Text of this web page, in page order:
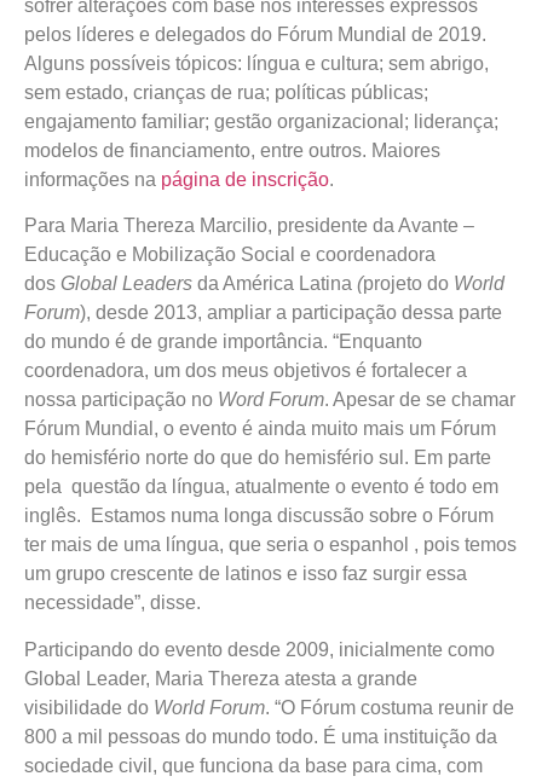
sofrer alterações com base nos interesses expressos
pelos líderes e delegados do Fórum Mundial de 2019.
Alguns possíveis tópicos: língua e cultura; sem abrigo,
sem estado, crianças de rua; políticas públicas;
engajamento familiar; gestão organizacional; liderança;
modelos de financiamento, entre outros. Maiores
informações na página de inscrição.
Para Maria Thereza Marcilio, presidente da Avante –
Educação e Mobilização Social e coordenadora
dos Global Leaders da América Latina (projeto do World
Forum), desde 2013, ampliar a participação dessa parte
do mundo é de grande importância. “Enquanto
coordenadora, um dos meus objetivos é fortalecer a
nossa participação no Word Forum. Apesar de se chamar
Fórum Mundial, o evento é ainda muito mais um Fórum
do hemisfério norte do que do hemisfério sul. Em parte
pela questão da língua, atualmente o evento é todo em
inglês. Estamos numa longa discussão sobre o Fórum
ter mais de uma língua, que seria o espanhol , pois temos
um grupo crescente de latinos e isso faz surgir essa
necessidade”, disse.
Participando do evento desde 2009, inicialmente como
Global Leader, Maria Thereza atesta a grande
visibilidade do World Forum. “O Fórum costuma reunir de
800 a mil pessoas do mundo todo. É uma instituição da
sociedade civil, que funciona da base para cima, com